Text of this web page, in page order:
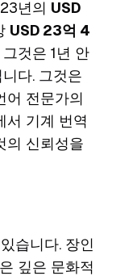
년의 USD
USD 23억 4
것은 1년 안
다. 그것은
어 전문가의
서 기계 번역
의 신뢰성을
습니다. 장인
깊은 문화적